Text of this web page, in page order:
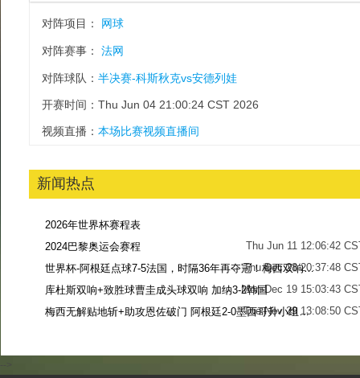
对阵项目： 网球
对阵赛事： 法网
对阵球队： 半决赛-科斯秋克vs安德列娃
开赛时间：Thu Jun 04 21:00:24 CST 2026
视频直播： 本场比赛视频直播间
新闻热点
2026年世界杯赛程表
Thu Jun 11 12:06:42
2024巴黎奥运会赛程
Thu Dec 28 20:37:48
世界杯-阿根廷点球7-5法国，时隔36年再夺冠！梅西双响姆巴佩戴帽
Mon Dec 19 15:03:43
库杜斯双响+致胜球曹圭成头球双响 加纳3-2韩国
Tue Nov 29 13:08:50
梅西无解贴地斩+助攻恩佐破门 阿根廷2-0墨西哥升小组第二